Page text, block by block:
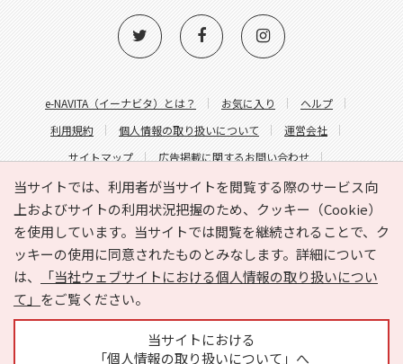
当サイトでは、利用者が当サイトを閲覧する際のサービス向
上およびサイトの利用状況把握のため、クッキー（Cookie）
を使用しています。当サイトでは閲覧を継続されることで、ク
ッキーの使用に同意されたものとみなします。詳細について
は、
「当社ウェブサイトにおける個人情報の取り扱いについ
て」 をご覧ください。
当サイトにおける
「個人情報の取り扱いについて」へ
e-NAVITA（イーナビタ）とは？ お気に入り
ヘルプ
利用規約
個人情報の取り扱いについて
運営会社
サイトマップ
広告掲載に関するお問い合わせ
サイトの内容に関するお問い合わせ
Copyright © HYOJITO.Co.,Ltd. All Rights Reserved.